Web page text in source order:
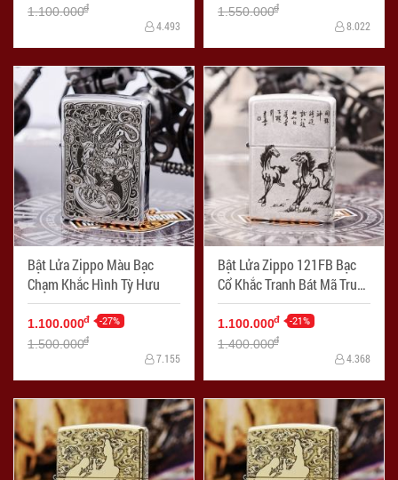
1.100.000đ
4.493
1.550.000đ
8.022
Bật Lửa Zippo Màu Bạc
Chạm Khắc Hình Tỳ Hưu
1.100.000đ -27%
1.500.000đ
7.155
Bật Lửa Zippo 121FB Bạc
Cổ Khắc Tranh Bát Mã Truy
Phong
1.100.000đ -21%
1.400.000đ
4.368